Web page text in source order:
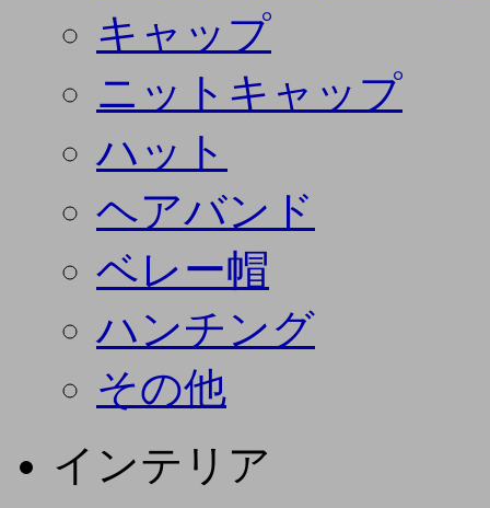
キャップ
ニットキャップ
ハット
ヘアバンド
ベレー帽
ハンチング
その他
インテリア